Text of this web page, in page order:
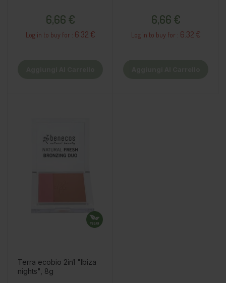
6,66 €
Log in to buy for : 6.32 €
6,66 €
Log in to buy for : 6.32 €
Terra ecobio 2in1 "Ibiza
nights", 8g